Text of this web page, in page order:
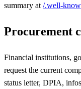
summary at /.well-
Procurement
Financial institutions,
request the current
status letter, DPIA,